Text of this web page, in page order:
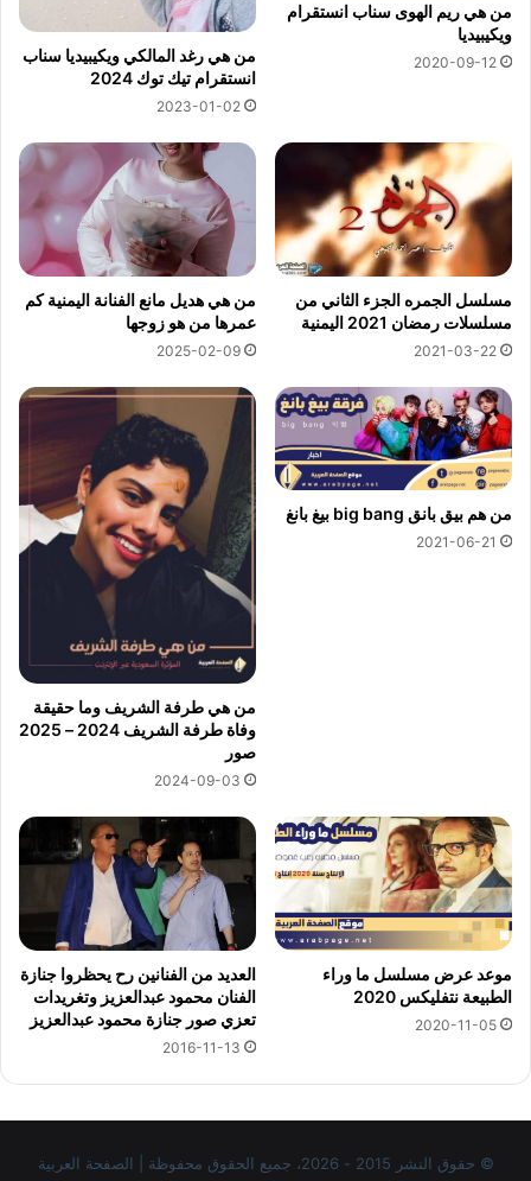
من هي ريم الهوى سناب انستقرام
ويكيبيديا
2020-09-12
من هي رغد المالكي ويكيبيديا سناب
انستقرام تيك توك 2024
2023-01-02
مسلسل الجمره الجزء الثاني من
مسلسلات رمضان 2021 اليمنية
2021-03-22
من هي هديل مانع الفنانة اليمنية كم
عمرها من هو زوجها
2025-02-09
من هم بيق بانق big bang بيغ بانغ
2021-06-21
من هي طرفة الشريف وما حقيقة
وفاة طرفة الشريف 2024 – 2025
صور
2024-09-03
موعد عرض مسلسل ما وراء
الطبيعة نتفليكس 2020
2020-11-05
العديد من الفنانين رح يحظروا جنازة
الفنان محمود عبدالعزيز وتغريدات
تعزي صور جنازة محمود عبدالعزيز
2016-11-13
© حقوق النشر 2015 - 2026، جميع الحقوق محفوظة | الصفحة العربية